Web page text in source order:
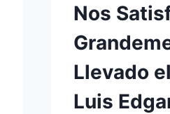
Nos
Llevado
Luis